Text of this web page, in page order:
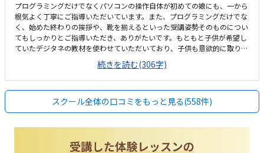
プログラミングだけでなくパソコンの操作自体が初めての娘にも、一から
根気よく丁寧にご指導いただいています。また、プログラミングだけでな
く、始めた終わりの挨拶や、靴を揃えるといった受講姿勢そのものについ
てもしっかりとご指導いただき、ありがたいです。もともと子供が希望し
ていたデジタネの教材を使わせていただいており、子供も意欲的に取り組
んでいます。看板などが無いためGoogleマップで見ても最初だけ場所が
わかりづらかったですが、覚えれば問題ありません。シンプルで余計なも
のが無く、集中できるスペースになっていると思います。安くはありませ
んが高すぎるとも感じず、レッスンの回数や内容を踏まえると相応な料金
だと思います。
続きを読む(306字)
スクール全体の口コミをもっと見る(558件)